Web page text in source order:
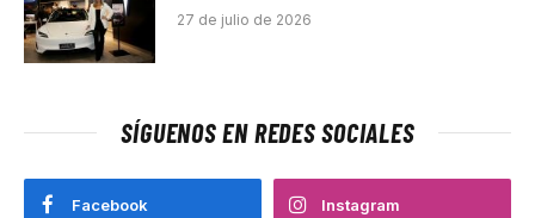
27 de julio de 2026
SÍGUENOS EN REDES SOCIALES
Facebook Instagram